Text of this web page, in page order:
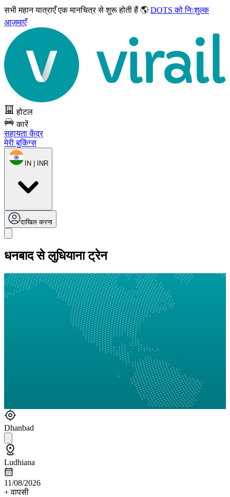
सभी महान यात्राएँएक मानचित्र से शुरू होती हैं 🌎 DOTS को निःशुल्क
आज़माएँ
होटल
कारें
सहायता केंद्र
मेरी बुकिंग्स
IN | INR
दाखिल करना
धनबाद से लुधियाना ट्रेन
Dhanbad
Ludhiana
11/08/2026
+ वापसी